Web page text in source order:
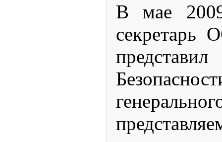
В мае